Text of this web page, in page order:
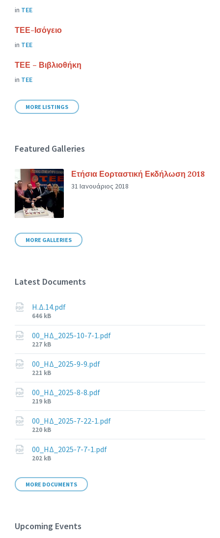
in ΤΕΕ
ΤΕΕ-Ισόγειο
in ΤΕΕ
ΤΕΕ – Βιβλιοθήκη
in ΤΕΕ
MORE LISTINGS
Featured Galleries
Ετήσια Εορταστική Εκδήλωση 2018
31 Ιανουάριος 2018
MORE GALLERIES
Latest Documents
Η.Δ.14.pdf
File
size:
646 kB
00_ΗΔ_2025-10-7-1.pdf
File
size:
227 kB
00_ΗΔ_2025-9-9.pdf
File
size:
221 kB
00_ΗΔ_2025-8-8.pdf
File
size:
219 kB
00_ΗΔ_2025-7-22-1.pdf
File
size:
220 kB
00_ΗΔ_2025-7-7-1.pdf
File
202 kB
MORE DOCUMENTS
Upcoming Events